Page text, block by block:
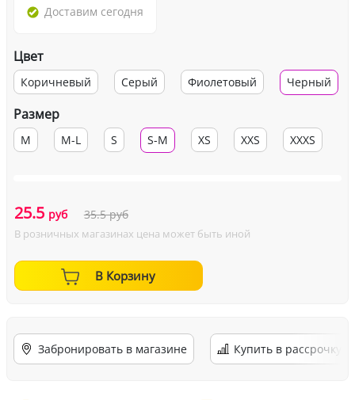
Доставим сегодня
Цвет
Коричневый Серый Фиолетовый Черный
Размер
M M-L S S-M XS XXS XXXS
25.5 руб 35.5руб
В розничных магазинах цена может быть иной
В Корзину
Забронировать в магазине Купить в рассрочку